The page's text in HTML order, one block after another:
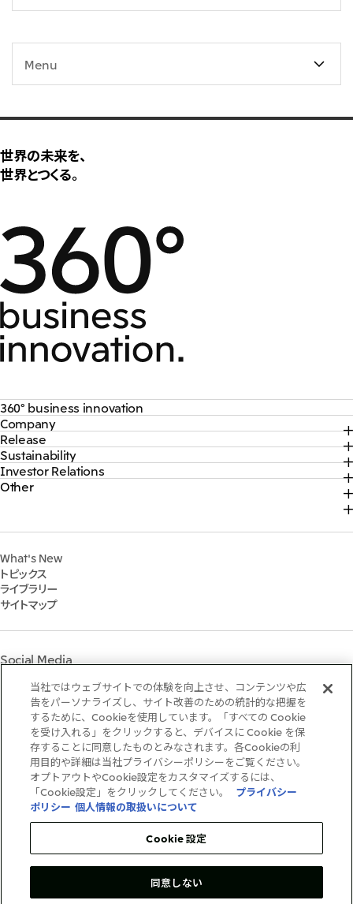
Menu
世界の未来を、
世界とつくる。
360° business innovation
トップ
三井物産ブランド・プロジェクト
ソーシャルメディア公式アカウント一覧​
コンテンツ一覧
Company
トップ
社長メッセージ
三井物産について
三井物産の事業
Release
トップ
2026年
2025年
Sustainability
トップ
サステナビリティ最新情報
Social
Governance
マテリアリティ
イニシアティブへの参画
三井物産の人材マネジメント
社会貢献活動
ライブラリー
「三井物産の森」LEAPアプローチ
TCFDに基づく情報開示
Investor Relations
トップ
IR資料室
IR説明会
個人株主・投資家の皆様へ
株主・株式基本情報
IRカレンダー
Other
三井グループ350周年記念事業サイト
What's New
トピックス
ライブラリー
サイトマップ
Social Media
InstagramTwitter FacebookLinkedInYoutube
ご利用条件
推奨環境
個人情報保護方針
情報セキュリティ方針
ソーシャルメディア利用規約
当社ではウェブサイトでの体験を向上させ、コンテンツや広
告をパーソナライズし、サイト改善のための統計的な把握を
するために、Cookieを使用しています。「すべての Cookie
を受け入れる」をクリックすると、デバイスに Cookie を保
存することに同意したものとみなされます。各Cookieの利
用目的や詳細は当社プライバシーポリシーをご覧ください。
オプトアウトやCookie設定をカスタマイズするには、
「Cookie設定」をクリックしてください。
プライバシー
ポリシー 個人情報の取扱いについて
Cookie 設定
同意しない